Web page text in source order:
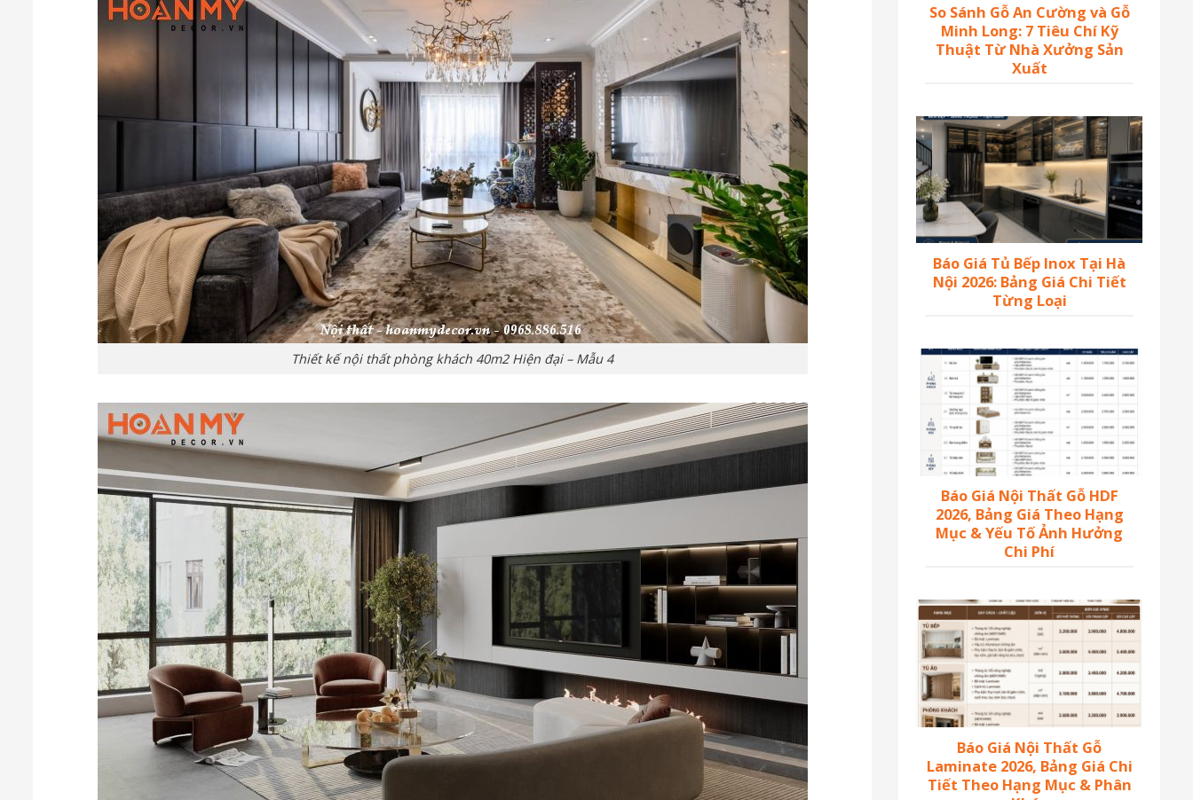
Thiết kế nội thất phòng khách 40m2 Hiện đại – Mẫu 4
So Sánh Gỗ An Cường và Gỗ
Minh Long: 7 Tiêu Chí Kỹ
Thuật Từ Nhà Xưởng Sản
Xuất
Báo Giá Tủ Bếp Inox Tại Hà
Nội 2026: Bảng Giá Chi Tiết
Từng Loại
Báo Giá Nội Thất Gỗ HDF
2026, Bảng Giá Theo Hạng
Mục & Yếu Tố Ảnh Hưởng
Chi Phí
Báo Giá Nội Thất Gỗ
Laminate 2026, Bảng Giá Chi
Tiết Theo Hạng Mục & Phân